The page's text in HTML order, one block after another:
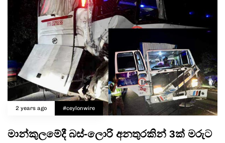
2 years ago #ceylonwire
මාන්කුලමේදී බස්-ලොරි අනතුරකින් 3ක් මරුට